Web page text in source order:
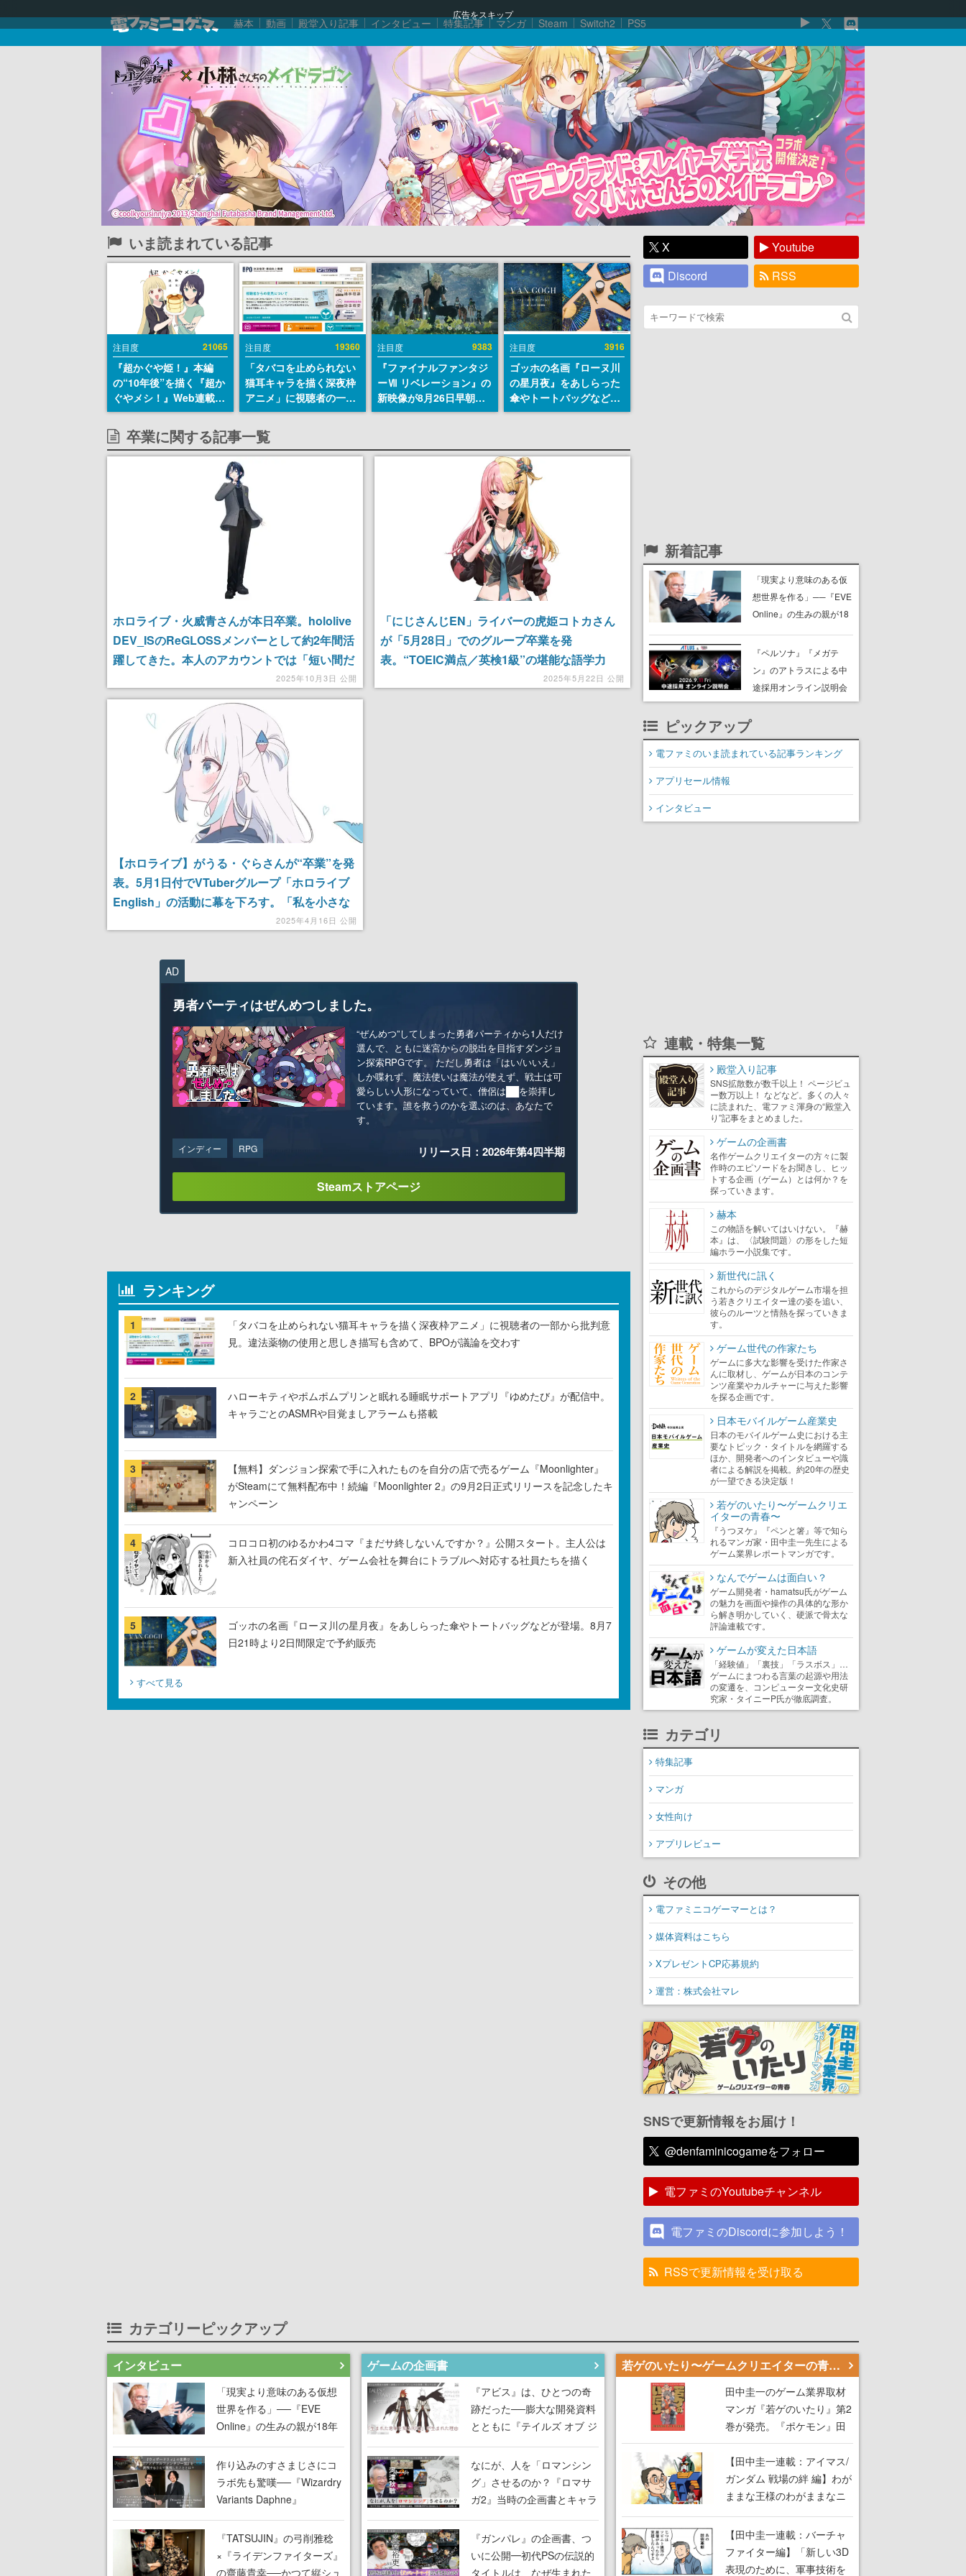
広告をスキップ
赫本 動画 殿堂入り記事 インタビュー 特集記事 マンガ Steam Switch2 PS5
いま読まれている記事
注目度 21065
『超かぐや姫！』本編
の“10年後”を描く『超か
ぐやメシ！』Web連載決
定。新たなWebマンガレ
ーベル「ビビビコミッ
ク」にて特別話が掲載ス
タート、あのお話には…
注目度 19360
「タバコを止められない
猫耳キャラを描く深夜枠
アニメ」に視聴者の一部
から批判意見。違法薬物
の使用と思しき描写も含
めて、BPOが議論を交わ
す
注目度 9383
『ファイナルファンタジ
ーⅦ リベレーション』の
新映像が8月26日早朝に
公開へ。『FF7』リメイ
ニングナイトライブにて
ディレクターの浜口直樹
注目度 3916
ゴッホの名画『ローヌ川
の星月夜』をあしらった
傘やトートバッグなどが
登場。8月7日21時より2
卒業に関する記事一覧
ホロライブ・火威青さんが本日卒業。hololive
DEV_ISのReGLOSSメンバーとして約2年間活
躍してきた。本人のアカウントでは「短い間だ
ったけれど、ReGLOSSのメンバーとしてホロ
ライブで過ごせた時間は夢のような時間でし
た」とコメント
2025年10月3日 公開
「にじさんじEN」ライバーの虎姫コトカさん
が「5月28日」でのグループ卒業を発
表。“TOEIC満点／英検1級”の堪能な語学力
と“畳の上”で繰り広げるダイナミックな料理配
2025年5月22日 公開
【ホロライブ】がうる・ぐらさんが“卒業”を発
表。5月1日付でVTuberグループ「ホロライブ
English」の活動に幕を下ろす。「私を小さな
サメにしてくれてありがとう」とコメントし、
2025年4月16日 公開
AD
勇者パーティはぜんめつしました。
“ぜんめつ”してしまった勇者パーティから1人だけ
選んで、ともに迷宮からの脱出を目指すダンジョ
ン探索RPGです。 ただし勇者は「はい/いいえ」
しか喋れず、魔法使いは魔法が使えず、戦士は可
愛らしい人形になっていて、僧侶は██を崇拝し
ています。誰を救うのかを選ぶのは、あなたで
す。
インディー RPG リリース日：2026年第4四半期
Steamストアページ
ランキング
1
「タバコを止められない猫耳キャラを描く深夜枠アニメ」に視聴者の一部から批判意
見。違法薬物の使用と思しき描写も含めて、BPOが議論を交わす
2
ハローキティやポムポムプリンと眠れる睡眠サポートアプリ『ゆめたび』が配信中。
キャラごとのASMRや目覚ましアラームも搭載
3
【無料】ダンジョン探索で手に入れたものを自分の店で売るゲーム『Moonlighter』
がSteamにて無料配布中！続編『Moonlighter 2』の9月2日正式リリースを記念したキ
ャンペーン
4
コロコロ初のゆるかわ4コマ『まだサ終しないんですか？』公開スタート。主人公は
新入社員の侘石ダイヤ、ゲーム会社を舞台にトラブルへ対応する社員たちを描く
5
ゴッホの名画『ローヌ川の星月夜』をあしらった傘やトートバッグなどが登場。8月7
日21時より2日間限定で予約販売
すべて見る
X
Youtube
Discord
RSS
新着記事
「現実より意味のある仮
想世界を作る」──『EVE
Online』の生みの親が18
な宣言”は、比喩ではなく
本気だった
『ペルソナ』『メガテ
ン』のアトラスによる中
途採用オンライン説明会
が9月11日に無料開催。
ー、デザイナーなど全職
種で募集
ピックアップ
電ファミのいま読まれている記事ランキング
アプリセール情報
インタビュー
連載・特集一覧
殿堂入り記事
SNS拡散数が数千以上！ ページビュ
ー数万以上！ などなど。多くの人々
に読まれた、電ファミ渾身の“殿堂入
り”記事をまとめました。
ゲームの企画書
名作ゲームクリエイターの方々に製
作時のエピソードをお聞きし、ヒッ
トする企画（ゲーム）とは何か？を
探っていきます。
赫本
この物語を解いてはいけない。『赫
本』は、〈試験問題〉の形をした短
編ホラー小説集です。
新世代に訊く
これからのデジタルゲーム市場を担
う若きクリエイター達の姿を追い、
彼らのルーツと情熱を探っていきま
す。
ゲーム世代の作家たち
ゲームに多大な影響を受けた作家さ
んに取材し、ゲームが日本のコンテ
ンツ産業やカルチャーに与えた影響
を探る企画です。
日本モバイルゲーム産業史
日本のモバイルゲーム史における主
要なトピック・タイトルを網羅する
ほか、開発者へのインタビューや識
者による解説を掲載。約20年の歴史
が一望できる決定版！
若ゲのいたり〜ゲームクリエ
イターの青春〜
『うつヌケ』『ペンと箸』等で知ら
れるマンガ家・田中圭一先生による
ゲーム業界レポートマンガです。
なんでゲームは面白い？
ゲーム開発者・hamatsu氏がゲーム
の魅力を画面や操作の具体的な形か
ら解き明かしていく、硬派で骨太な
評論連載です。
ゲームが変えた日本語
「経験値」「裏技」「ラスボス」…
ゲームにまつわる言葉の起源や用法
の変遷を、コンピューター文化史研
究家・タイニーP氏が徹底調査。
カテゴリ
特集記事
マンガ
女性向け
アプリレビュー
その他
電ファミニコゲーマーとは？
媒体資料はこちら
XプレゼントCP応募規約
運営：株式会社マレ
SNSで更新情報をお届け！
@denfaminicogameをフォロー
電ファミのYoutubeチャンネル
電ファミのDiscordに参加しよう！
RSSで更新情報を受け取る
カテゴリーピックアップ
インタビュー
「現実より意味のある仮想
世界を作る」──『EVE
Online』の生みの親が18年
掲げ続ける”クレイジーな宣
言”は、比喩ではなく本気だ
った
作り込みのすさまじさにコ
ラボ先も驚嘆──『Wizardry
Variants Daphne』
×『FFXI』コラボが期間限
定なのにジョブもキャラも
武器も戦闘システムもワン
オフで作り込まれた理由を
『TATSUJIN』の弓削雅稔
×『ライデンファイターズ』
の齋藤貴幸──かつて縦シュ
ゲームの企画書
『アビス』は、ひとつの奇
跡だった──膨大な開発資料
とともに『テイルズ オブ ジ
アビス』開発陣に聞く、
「生まれた意味を知る
RPG」が生まれた理由【ゲ
ームの企画書】
なにが、人を「ロマンシン
グ」させるのか？『ロマサ
ガ2』当時の企画書とキャラ
設定画から迫る、河津秋敏
がRPGに生み出した「ロマ
ン」の正体とは【ゲームの
企画書】
『ガンパレ』の企画書、つ
いに公開━初代PSの伝説的
タイトルは、なぜ生まれた
若ゲのいたり〜ゲームクリエイターの青春〜
田中圭一のゲーム業界取材
マンガ『若ゲのいたり』第2
巻が発売。『ポケモン』田
尻智さん、『ゼビウス』遠
藤雅伸さんらの貴重なエピ
ソードを収録
【田中圭一連載：アイマス/
ガンダム 戦場の絆 編】わが
ままな王様のわがままなニ
ーズを満たす！──小山順一
朗が貫く姿勢に、ゲームク
リエイターとしての矜持を
見た【若ゲのいたり最終
【田中圭一連載：バーチャ
ファイター編】「新しい3D
表現のために、軍事技術を